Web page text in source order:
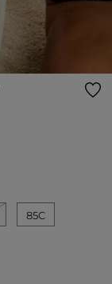
85C